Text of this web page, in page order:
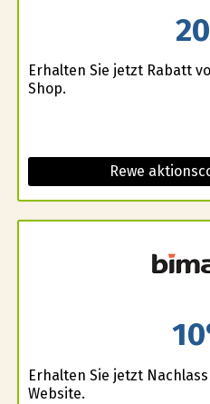
Erhalten Sie jetzt Rabatt
Shop.
Rewe
Erhalten Sie jetzt
Website.